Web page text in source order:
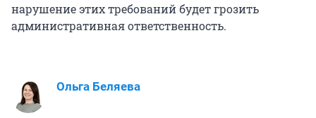
нарушение этих требований будет грозить
административная ответственность.
Ольга Беляева